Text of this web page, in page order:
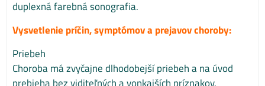
duplexná farebná sonografia.
Vysvetlenie príčin, symptómov a prejavov choroby:
Priebeh
Choroba má zvyčajne dlhodobejší priebeh a na úvod
prebieha bez viditeľných a vonkajších príznakov.